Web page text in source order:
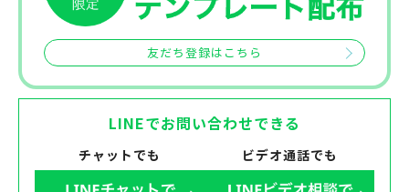
友だち登録はこちら
LINEでお問い合わせできる
チャットでも ビデオ通話でも